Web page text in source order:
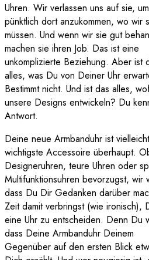
Uhren. Wir verlassen uns auf sie, um
pünktlich dort anzukommen, wo wir
müssen. Und wenn wir sie gut
machen sie ihren Job. Das ist eine
unkomplizierte Beziehung. Aber ist
alles, was Du von Deiner Uhr
Bestimmt nicht. Und ist das alles,
unsere Designs entwickeln? Du
Antwort.
Deine neue Armbanduhr ist
wichtigste Accessoire überhaupt.
Designeruhren, teure Uhren oder
Multifunktionsuhren bevorzugst, wir
dass Du Dir Gedanken darüber
Zeit damit verbringst (wie ironisch),
eine Uhr zu entscheiden. Denn Du
dass Deine Armbanduhr Deinem
Gegenüber auf den ersten Blick